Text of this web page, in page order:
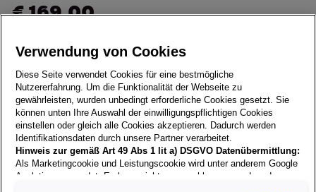
€169,00
Größe: Stück:
Verfügbar
Verwendung von Cookies
Diese Seite verwendet Cookies für eine bestmögliche
Nutzererfahrung. Um die Funktionalität der Webseite zu
gewährleisten, wurden unbedingt erforderliche Cookies gesetzt. Sie
können unten Ihre Auswahl der einwilligungspflichtigen Cookies
einstellen oder gleich alle Cookies akzeptieren. Dadurch werden
Identifikationsdaten durch unsere Partner verarbeitet.
Hinweis zur gemäß Art 49 Abs 1 lit a) DSGVO Datenübermittlung:
Als Marketingcookie und Leistungscookie wird unter anderem Google
Analytics verwendet. Es kann nicht ausgeschlossen werden, dass